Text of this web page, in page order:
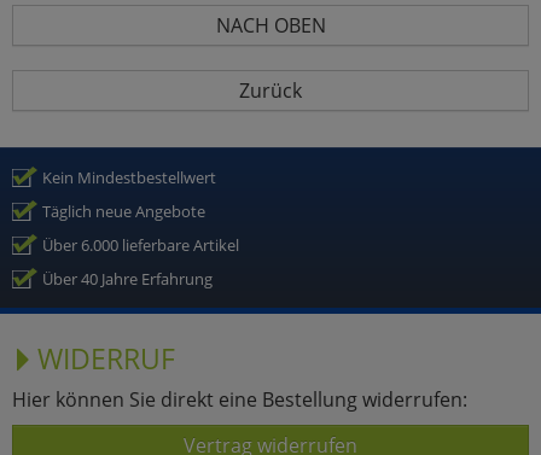
NACH OBEN
Zurück
Kein Mindestbestellwert
Täglich neue Angebote
Über 6.000 lieferbare Artikel
Über 40 Jahre Erfahrung
WIDERRUF
Hier können Sie direkt eine Bestellung widerrufen:
Vertrag widerrufen